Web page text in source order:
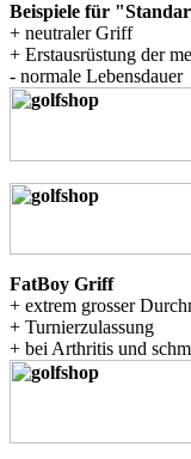
Beispiele für
+ neutraler Griff
+ Erstausrüstung der
- normale Lebensdauer
FatBoy Griff
+ extrem grosser
+ Turnierzulassung
+ bei Arthritis und